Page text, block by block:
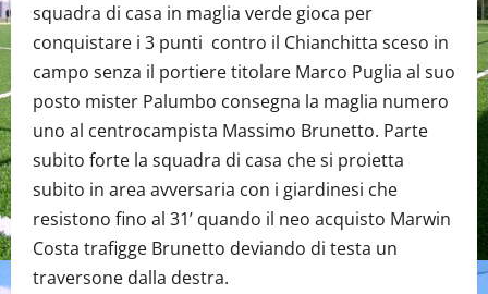
squadra di casa in maglia verde gioca per
conquistare i 3 punti contro il Chianchitta sceso in
campo senza il portiere titolare Marco Puglia al suo
posto mister Palumbo consegna la maglia numero
uno al centrocampista Massimo Brunetto. Parte
subito forte la squadra di casa che si proietta
subito in area avversaria con i giardinesi che
resistono fino al 31’ quando il neo acquisto Marwin
Costa trafigge Brunetto deviando di testa un
traversone dalla destra.